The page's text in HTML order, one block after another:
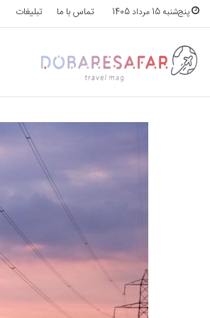
پنج‌شنبه 15 مرداد 1405 تماس با ما تبلیغات